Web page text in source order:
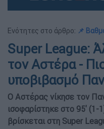
Ενότητες στο άρθρο: 📌
Super League:
τον Αστέρα -
υποβιβασμό
Ο Αστέρας νίκησε τον
ισοφαρίστηκε στο 95'
βρίσκεται στη Super